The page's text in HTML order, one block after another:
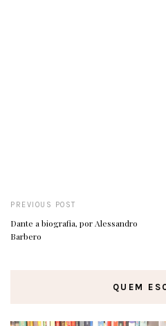
PREVIOUS POST
Dante a biografia, por Alessandro
Barbero
QUEM